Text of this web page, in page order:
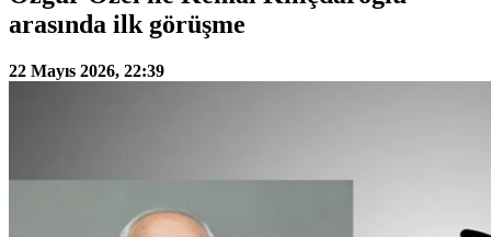
arasında ilk görüşme
22 Mayıs 2026, 22:39